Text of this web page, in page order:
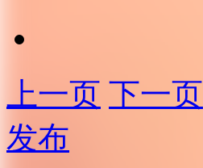
上一页 下一页
发布